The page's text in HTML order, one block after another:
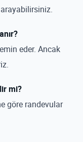
eder. Ancak
mi?
göre randevular